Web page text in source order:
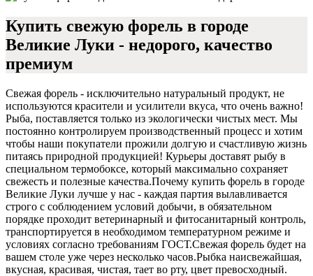
Купить свежую форель в городе
Великие Луки - недорого, качество
премиум
Свежая форель - исключительно натуральный продукт, не
используются красители и усилители вкуса, что очень важно!
Рыба, поставляется только из экологически чистых мест. Мы
постоянно контролируем производственный процесс и хотим
чтобы наши покупатели прожили долгую и счастливую жизнь
питаясь природной продукцией! Курьеры доставят рыбу в
специальном термобоксе, который максимально сохраняет
свежесть и полезные качества.Почему купить форель в городе
Великие Луки лучше у нас - каждая партия вылавливается
строго с соблюдением условий добычи, в обязательном
порядке проходит ветеринарный и фитосанитарный контроль,
транспортируется в необходимом температурном режиме и
условиях согласно требованиям ГОСТ.Свежая форель будет на
вашем столе уже через несколько часов.Рыбка наисвежайшая,
вкусная, красивая, чистая, тает во рту, цвет превосходный.